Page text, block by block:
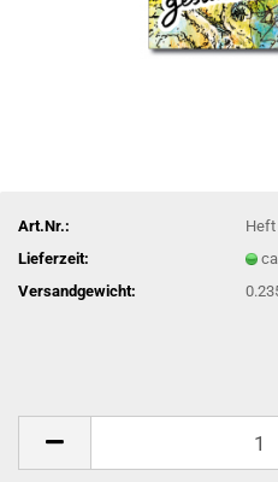
Art.Nr.:
Heft
Lieferzeit:
Versandgewicht: